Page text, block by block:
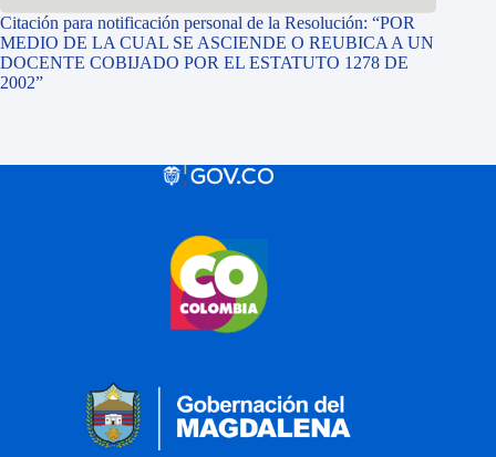
Citación para notificación personal de la Resolución: “POR
MEDIO DE LA CUAL SE ASCIENDE O REUBICA A UN
DOCENTE COBIJADO POR EL ESTATUTO 1278 DE
2002”